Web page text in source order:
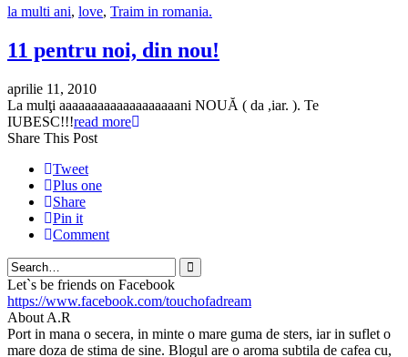
la multi ani, love, Traim in romania.
11 pentru noi, din nou!
aprilie 11, 2010
La mulţi aaaaaaaaaaaaaaaaaaani NOUĂ ( da ,iar. ). Te
IUBESC!!!read more
Share This Post
Tweet
Plus one
Share
Pin it
Comment
Let`s be friends on Facebook
https://www.facebook.com/touchofadream
About A.R
Port in mana o secera, in minte o mare guma de sters, iar in suflet o
mare doza de stima de sine. Blogul are o aroma subtila de cafea cu,